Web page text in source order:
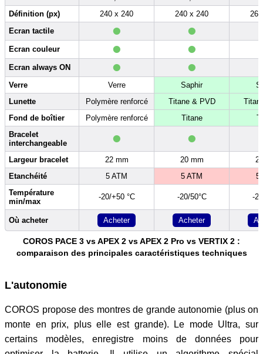
Définition (px)
240 x 240 240 x 240
Ecran tactile
• •
Ecran couleur • •
Ecran always ON • •
Verre Verre Saphir
Lunette
Polymère renforcé Titane & PVD
Fond de boîtier
Polymère renforcé Titane
Bracelet
interchangeable
• •
Largeur bracelet 22 mm 20 mm
Etanchéité
5 ATM 5 ATM
5
Température
min/max
-20/+50 °C -20/50°C -
Où acheter Acheter Acheter
COROS PACE 3 vs APEX 2 vs APEX 2 Pro vs VERTIX 2 :
comparaison des principales caractéristiques techniques
L'autonomie
COROS propose des montres de grande autonomie (plus on
monte en prix, plus elle est grande). Le mode Ultra, sur
certains modèles, enregistre moins de données pour